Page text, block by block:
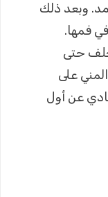
وبعد ذلك
فمها.
حتى
على
عن أول